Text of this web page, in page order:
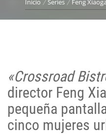
Inicio Series Feng
«Crossroad
director Feng
pequeña
cinco mujeres